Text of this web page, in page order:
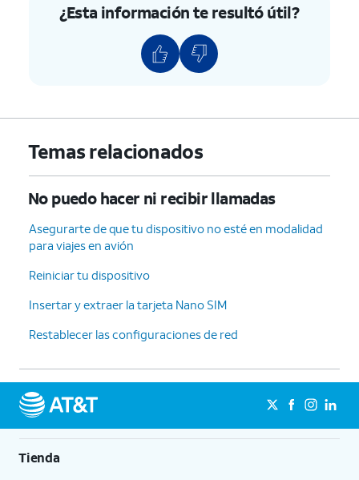
¿Esta información te resultó útil?
Temas relacionados
No puedo hacer ni recibir llamadas
Asegurarte de que tu dispositivo no esté en modalidad
para viajes en avión
Reiniciar tu dispositivo
Insertar y extraer la tarjeta Nano SIM
Restablecer las configuraciones de red
Tienda